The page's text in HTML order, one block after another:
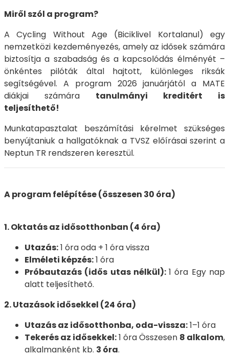
Miről szól a program?
A Cycling Without Age (Biciklivel Kortalanul) egy
nemzetközi kezdeményezés, amely az idősek számára
biztosítja a szabadság és a kapcsolódás élményét –
önkéntes pilóták által hajtott, különleges riksák
segítségével. A program 2026 januárjától a MATE
diákjai számára tanulmányi kreditért is
teljesíthető!
Munkatapasztalat beszámítási kérelmet szükséges
benyújtaniuk a hallgatóknak a TVSZ előírásai szerint a
Neptun TR rendszeren keresztül.
A program felépítése (összesen 30 óra)
1. Oktatás az idősotthonban (4 óra)
Utazás:1 óra oda + 1 óra vissza
Elméleti képzés:1 óra
Próbautazás (idős utas nélkül):1 óra Egy nap
alatt teljesíthető.
2. Utazások idősekkel (24 óra)
Utazás az idősotthonba, oda-vissza:1–1 óra
Tekerés az idősekkel:1 óra Összesen 8 alkalom,
alkalmanként kb. 3 óra.